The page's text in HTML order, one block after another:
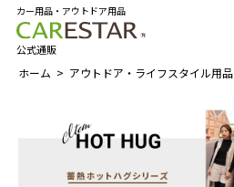
カー用品・アウトドア用品
公式通販
ホーム アウトドア・ライフスタイル用品